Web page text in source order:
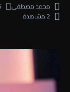
محمد مصطفى
2 مشاهدة